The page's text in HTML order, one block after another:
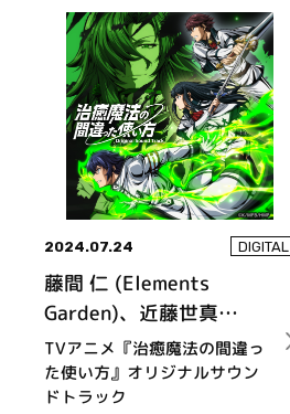
2024.07.24 DIGITAL
藤間 仁 (Elements
Garden)、近藤世真
(Elements Garden)
TVアニメ『治癒魔法の間違っ
た使い方』オリジナルサウン
ドトラック